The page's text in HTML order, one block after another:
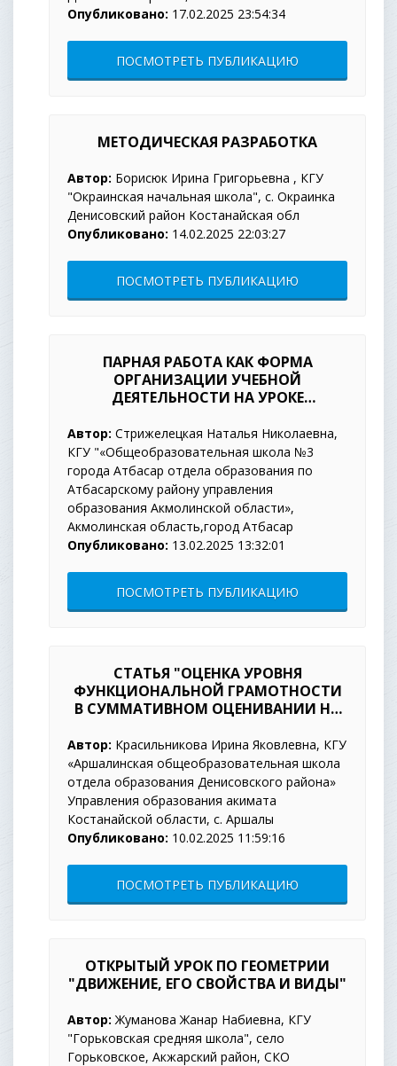
Опубликовано: 17.02.2025 23:54:34
ПОСМОТРЕТЬ ПУБЛИКАЦИЮ
МЕТОДИЧЕСКАЯ РАЗРАБОТКА
Автор: Борисюк Ирина Григорьевна , КГУ
"Окраинская начальная школа", с. Окраинка
Денисовский район Костанайская обл
Опубликовано: 14.02.2025 22:03:27
ПОСМОТРЕТЬ ПУБЛИКАЦИЮ
ПАРНАЯ РАБОТА КАК ФОРМА
ОРГАНИЗАЦИИ УЧЕБНОЙ
ДЕЯТЕЛЬНОСТИ НА УРОКЕ
Автор: Стрижелецкая Наталья Николаевна,
КГУ "«Общеобразовательная школа №3
города Атбасар отдела образования по
Атбасарскому району управления
образования Акмолинской области»,
Акмолинская область,город Атбасар
Опубликовано: 13.02.2025 13:32:01
ПОСМОТРЕТЬ ПУБЛИКАЦИЮ
СТАТЬЯ "ОЦЕНКА УРОВНЯ
ФУНКЦИОНАЛЬНОЙ ГРАМОТНОСТИ
В СУММАТИВНОМ ОЦЕНИВАНИИ НА
Автор: Красильникова Ирина Яковлевна, КГУ
«Аршалинская общеобразовательная школа
отдела образования Денисовского района»
Управления образования акимата
Костанайской области, с. Аршалы
Опубликовано: 10.02.2025 11:59:16
ПОСМОТРЕТЬ ПУБЛИКАЦИЮ
ОТКРЫТЫЙ УРОК ПО ГЕОМЕТРИИ
"ДВИЖЕНИЕ, ЕГО СВОЙСТВА И ВИДЫ"
Автор: Жуманова Жанар Набиевна, КГУ
"Горьковская средняя школа", село
Горьковское, Акжарский район, СКО